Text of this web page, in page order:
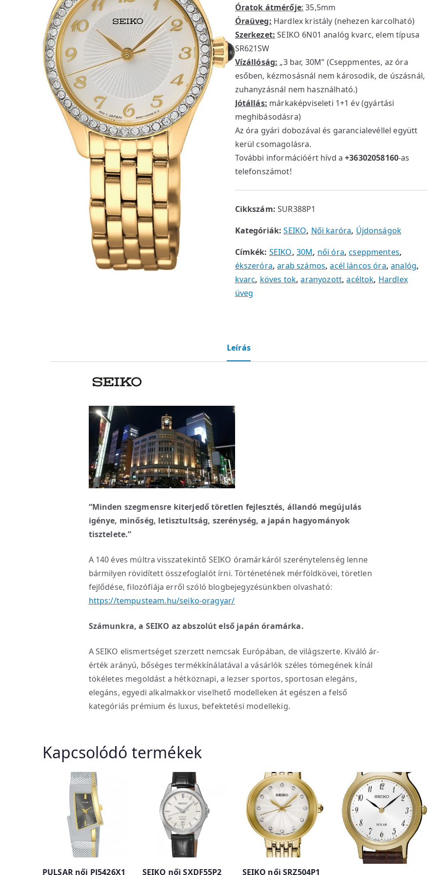
Óratok átmérője: 35,5mm
Óraüveg: Hardlex kristály (nehezen karcolható)
Szerkezet: SEIKO 6N01 analóg kvarc, elem típusa
SR621SW
Vízállóság: „3 bar, 30M” (Cseppmentes, az óra
esőben, kézmosásnál nem károsodik, de úszásnál,
zuhanyzásnál nem használható.)
Jótállás: márkaképviseleti 1+1 év (gyártási
meghibásodásra)
Az óra gyári dobozával és garancialevéllel együtt
kerül csomagolásra.
További információért hívd a+36302058160-as
telefonszámot!
Cikkszám:SUR388P1
Kategóriák:SEIKO, Női karóra, Újdonságok
Címkék: SEIKO, 30M, női óra,cseppmentes,
ékszeróra,arab számos,acél láncos óra,analóg,
kvarc, köves tok,aranyozott,acéltok, Hardlex
üveg
Leírás
“Minden szegmensre kiterjedő töretlen fejlesztés, állandó megújulás
igénye, minőség, letisztultság, szerénység, a japán hagyományok
tisztelete.”
A 140 éves múltra visszatekintő SEIKO óramárkáról szerénytelenség lenne
bármilyen rövidített összefoglalót írni. Történetének mérföldkövei, töretlen
fejlődése, filozófiája erről szóló blogbejegyzésünkben olvasható:
https://tempusteam.hu/seiko-oragyar/
Számunkra, a SEIKO az abszolút első japán óramárka.
A SEIKO elismertséget szerzett nemcsak Európában, de világszerte. Kiváló ár-
érték arányú, bőséges termékkínálatával a vásárlók széles tömegének kínál
tökéletes megoldást a hétköznapi, a lezser sportos, sportosan elegáns,
elegáns, egyedi alkalmakkor viselhető modelleken át egészen a felső
kategóriás prémium és luxus, befektetési modellekig.
Kapcsolódó termékek
PULSAR női PJ5426X1 SEIKO női SXDF55P2 SEIKO női SRZ504P1